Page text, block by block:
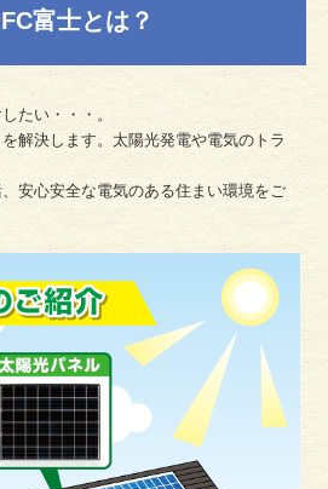
富士とは？
たい・・・。
解決します。太陽光発電や電気のトラ
安心安全な電気のある住まい環境をご